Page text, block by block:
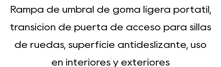
Rampa de umbral de goma ligera portátil,
transición de puerta de acceso para sillas
de ruedas, superficie antideslizante, uso
en interiores y exteriores